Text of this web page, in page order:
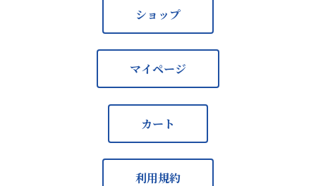
ショップ
マイページ
カート
利用規約